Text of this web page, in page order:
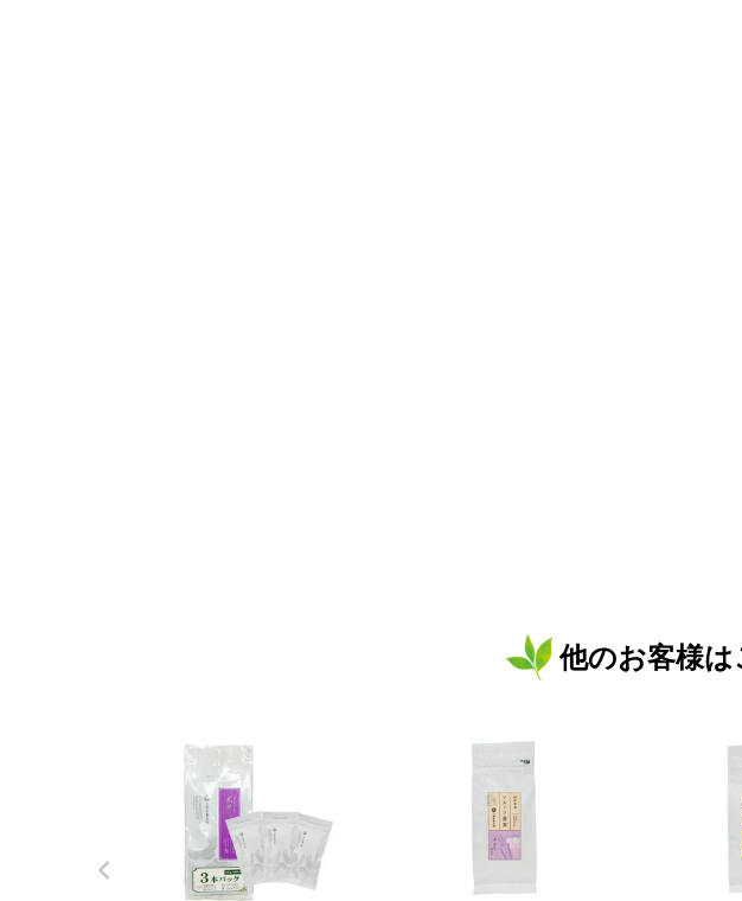
他のお客様